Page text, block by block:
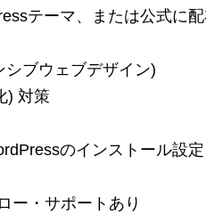
テーマ、または公式に
ブウェブデザイン)
) 対策
のインストール設
ー・サポートあり